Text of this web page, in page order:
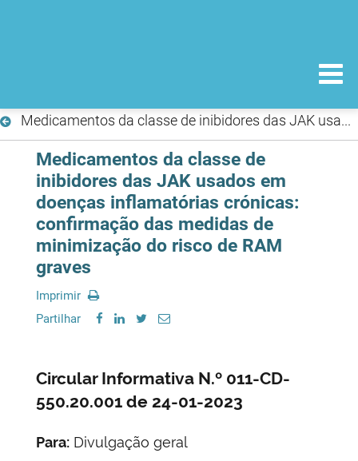
Medicamentos da classe de inibidores das JAK usados em doenças inflamatórias crónicas: confirmação das medidas de minimização do risco de RAM graves
Medicamentos da classe de
inibidores das JAK usados em
doenças inflamatórias crónicas:
confirmação das medidas de
minimização do risco de RAM
graves
Imprimir
Partilhar
Circular Informativa N.º 011-CD-
550.20.001 de 24-01-2023
Para: Divulgação geral